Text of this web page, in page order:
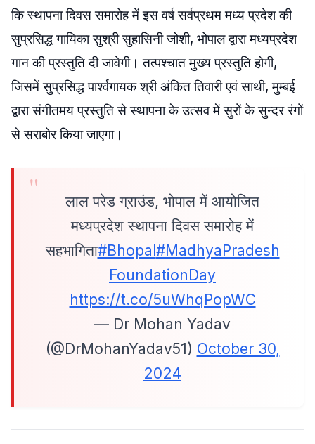
कि स्थापना दिवस समारोह में इस वर्ष सर्वप्रथम मध्य प्रदेश की
सुप्रसिद्ध गायिका सुश्री सुहासिनी जोशी, भोपाल द्वारा मध्यप्रदेश
गान की प्रस्तुति दी जावेगी। तत्पश्चात मुख्य प्रस्तुति होगी,
जिसमें सुप्रसिद्ध पार्श्वगायक श्री अंकित तिवारी एवं साथी, मुम्बई
द्वारा संगीतमय प्रस्तुति से स्थापना के उत्सव में सुरों के सुन्दर रंगों
से सराबोर किया जाएगा।
लाल परेड ग्राउंड, भोपाल में आयोजित
मध्यप्रदेश स्थापना दिवस समारोह में
सहभागिता#Bhopal#MadhyaPradesh
FoundationDay
https://t.co/5uWhqPopWC
— Dr Mohan Yadav
(@DrMohanYadav51) October 30,
2024